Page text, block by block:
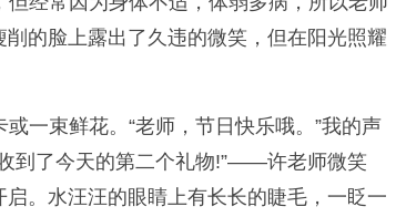
的脸上露出了久违的微笑，但在阳光照耀
一束鲜花。“老师，节日快乐哦。”我的声
到了今天的第二个礼物!”——许老师微笑
。水汪汪的眼睛上有长长的睫毛，一眨一